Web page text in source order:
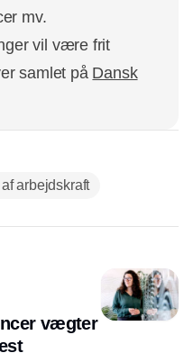
mv.
vil være frit
samlet på Dansk
arbejdskraft
vægter